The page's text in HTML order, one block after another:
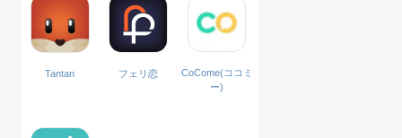
Tantan フェリ恋
CoCome(ココミ
ー)